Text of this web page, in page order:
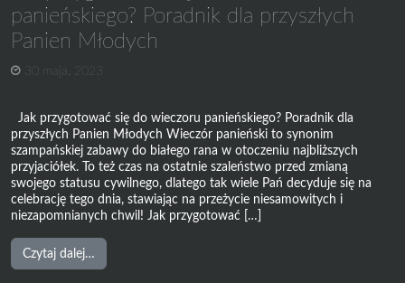
panieńskiego? Poradnik dla przyszłych
Panien Młodych
30 maja, 2023
Jak przygotować się do wieczoru panieńskiego? Poradnik dla
przyszłych Panien Młodych Wieczór panieński to synonim
szampańskiej zabawy do białego rana w otoczeniu najbliższych
przyjaciółek. To też czas na ostatnie szaleństwo przed zmianą
swojego statusu cywilnego, dlatego tak wiele Pań decyduje się na
celebrację tego dnia, stawiając na przeżycie niesamowitych i
niezapomnianych chwil! Jak przygotować […]
Czytaj dalej…
Jak